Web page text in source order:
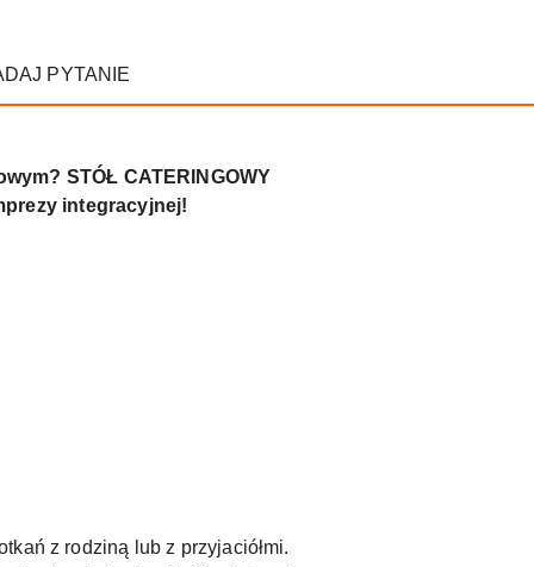
PYTANIE
STÓŁ CATERINGOWY
integracyjnej!
z rodziną lub z przyjaciółmi.